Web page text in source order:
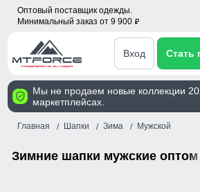
Оптовый поставщик одежды.
Минимальный заказ от 9 900 p
Вход Стать
Мы не продаем новые коллекции
маркетплейсах.
Главная Шапки Зима Мужской
Зимние шапки мужские оптом